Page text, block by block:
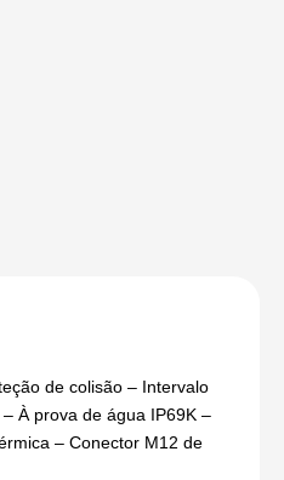
de colisão – Intervalo
À prova de água IP69K –
– Conector M12 de